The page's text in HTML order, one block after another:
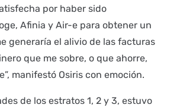
por haber sido
Afinia y Air-e para obtener un
generaría el alivio de las facturas
que me sobre, o que ahorre,
manifestó Osiris con emoción.
de los estratos 1, 2 y 3, estuvo